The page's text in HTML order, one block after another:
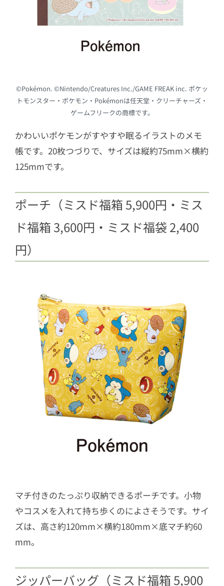
©Pokémon. ©Nintendo/Creatures Inc./GAME FREAK inc. ポケッ
トモンスター・ポケモン・Pokémonは任天堂・クリーチャーズ・
ゲームフリークの商標です。
かわいいポケモンがすやすや眠るイラストのメモ
帳です。20枚つづりで、サイズは縦約75mm×横約
125mmです。
ポーチ（ミスド福箱 5,900円・ミス
ド福箱 3,600円・ミスド福袋 2,400
円）
マチ付きのたっぷり収納できるポーチです。小物
やコスメを入れて持ち歩くのによさそうです。サイ
ズは、高さ約120mm×横約180mm×底マチ約60
mm。
ジッパーバッグ（ミスド福箱 5,900